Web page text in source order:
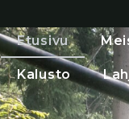
Etusivu
Kalusto